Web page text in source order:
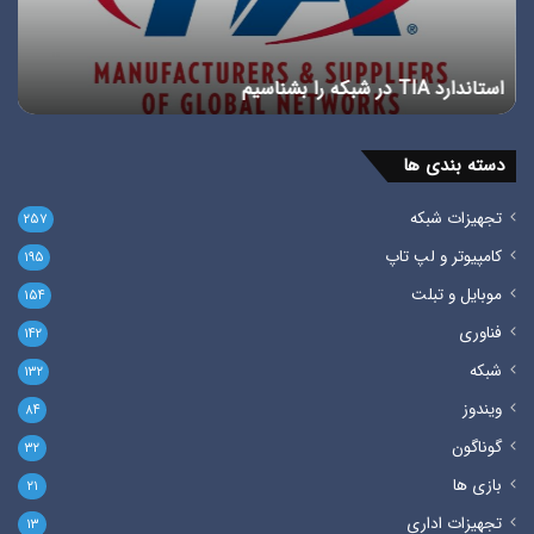
استاندارد TIA در شبکه را بشناسیم
دسته بندی ها
تجهیزات شبکه ۲۵۷
کامپیوتر و لپ تاپ ۱۹۵
موبایل و تبلت ۱۵۴
فناوری ۱۴۲
شبکه ۱۳۲
ویندوز ۸۴
گوناگون ۳۲
بازی ها ۲۱
تجهیزات اداری ۱۳